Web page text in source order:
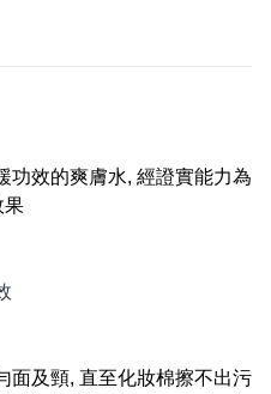
功效的爽膚水, 經證實能力為
果
面及頸, 直至化妝棉擦不出污